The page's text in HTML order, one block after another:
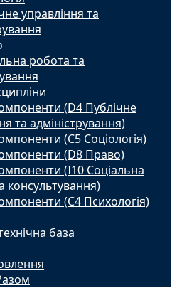
управління та
робота та
(D4 Публічне
та адміністрування)
(С5 Соціологія)
(D8 Право)
(I10 Соціальна
консультування)
(С4 Психологія)
база